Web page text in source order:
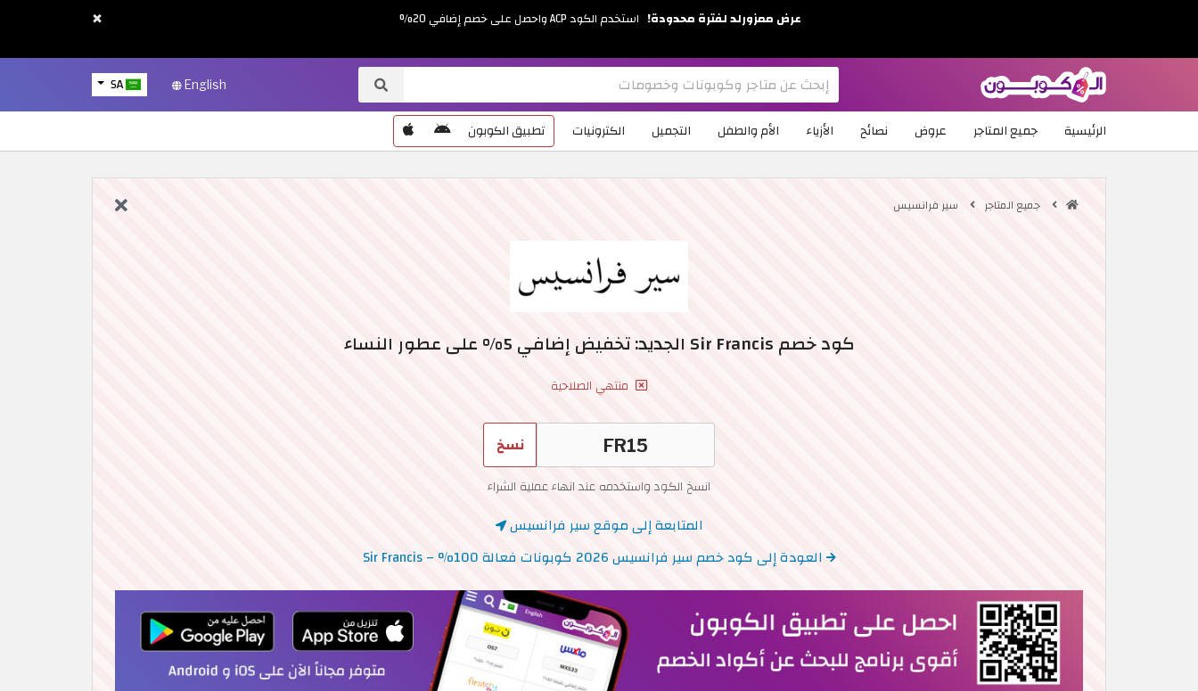
SA English
الرئيسية جميع المتاجر عروض نصائح الأزياء الأم والطفل التجميل الكترونيات تطبيق الكوبون
جميع المتاجر سير فرانسيس
كود خصم Sir Francis الجديد: تخفيض إضافي 5% على عطور النساء
منتهي الصلاحية
نسخ
انسخ الكود واستخدمه عند انهاء عملية الشراء
المتابعة إلى موقع سير فرانسيس
العودة إلى كود خصم سير فرانسيس 2026 كوبونات فعالة 100% – Sir Francis
× عرض ممزورلد لفترة محدودة! استخدم الكود ACP واحصل على خصم إضافي 20%